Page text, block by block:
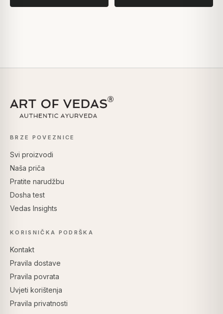
BRZE POVEZNICE
Svi proizvodi
Naša priča
Pratite narudžbu
Dosha test
Vedas Insights
KORISNIČKA PODRŠKA
Kontakt
Pravila dostave
Pravila povrata
Uvjeti korištenja
Pravila privatnosti